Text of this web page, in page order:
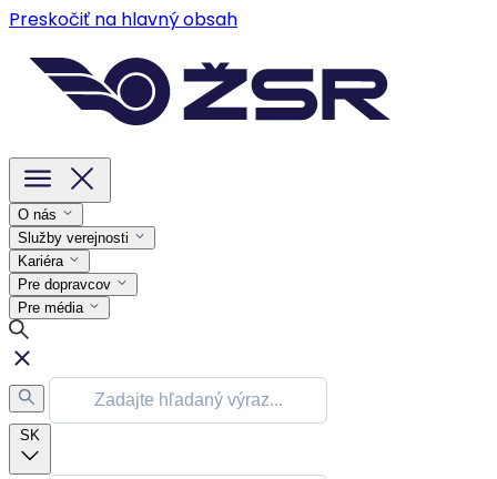
Preskočiť na hlavný obsah
O nás
Služby verejnosti
Kariéra
Pre dopravcov
Pre média
SK